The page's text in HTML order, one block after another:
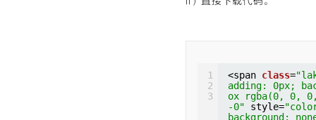
t" style=
="cm-bracket"
ackground:
0, 0);">(</
in: 0px;
x; padding:
der-box
t"
style=
e 0% 0% /
|
1
2
3
<span class=
adding: 0px;
ox rgba(0, 0,
-0"
style=
background: